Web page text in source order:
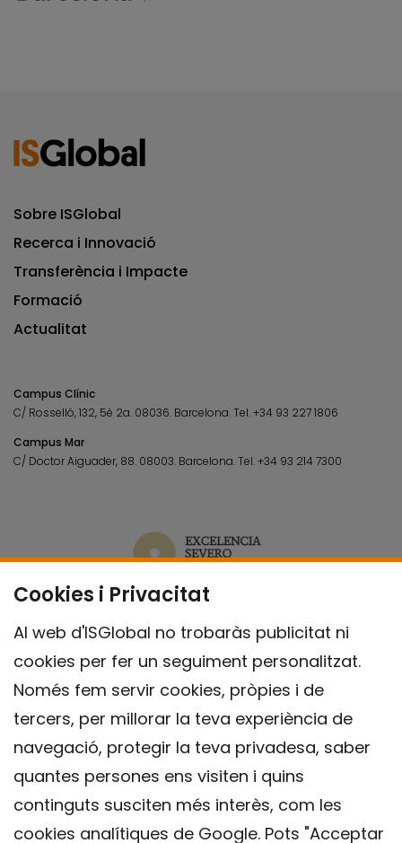
Cookies i Privacitat
Al web d'ISGlobal no trobaràs publicitat ni
cookies per fer un seguiment personalitzat.
Només fem servir cookies, pròpies i de
tercers, per millorar la teva experiència de
navegació, protegir la teva privadesa, saber
quantes persones ens visiten i quins
continguts susciten més interès, com les
cookies analítiques de Google. Pots "Acceptar
Sobre ISGlobal
Recerca i Innovació
Transferència i Impacte
Formació
Actualitat
Campus Clínic
C/ Rosselló, 132, 5è 2a. 08036. Barcelona.Tel.+34 93 227 1806
Campus Mar
C/ Doctor Aiguader, 88. 08003. Barcelona.Tel.+34 93 214 7300